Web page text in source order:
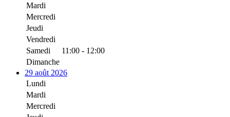
Mardi
Mercredi
Jeudi
Vendredi
Samedi
11:00 - 12:00
Dimanche
29 août 2026
Lundi
Mardi
Mercredi